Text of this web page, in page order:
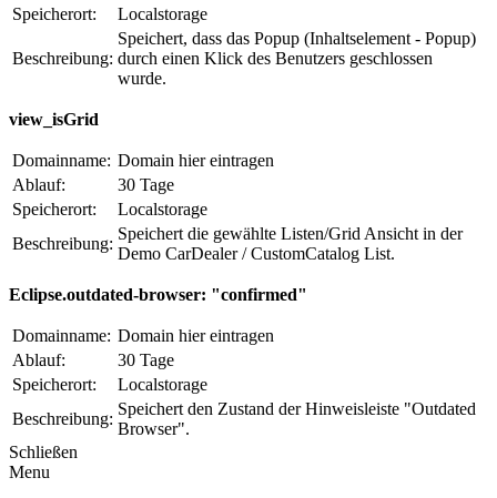
Speicherort:
Localstorage
Beschreibung:
Speichert, dass das Popup (Inhaltselement - Popup)
durch einen Klick des Benutzers geschlossen
wurde.
view_isGrid
Domainname: Domain hier eintragen
Ablauf:
30 Tage
Speicherort:
Localstorage
Beschreibung:
Speichert die gewählte Listen/Grid Ansicht in der
Demo CarDealer / CustomCatalog List.
Eclipse.outdated-browser: "confirmed"
Domainname: Domain hier eintragen
Ablauf:
30 Tage
Speicherort:
Localstorage
Beschreibung:
Speichert den Zustand der Hinweisleiste "Outdated
Browser".
Schließen
Menu